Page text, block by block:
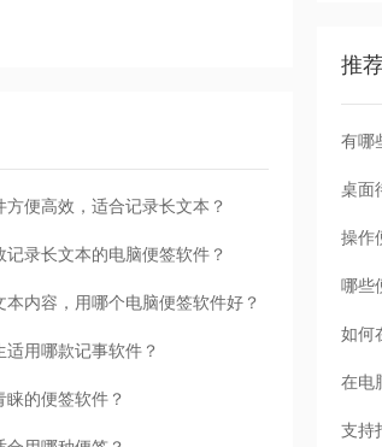
方便高效，适合记录长文本？
记录长文本的电脑便签软件？
本内容，用哪个电脑便签软件好？
用哪款记事软件？
的便签软件？
推
有哪
桌面
操作
哪些
如何
在电
支持